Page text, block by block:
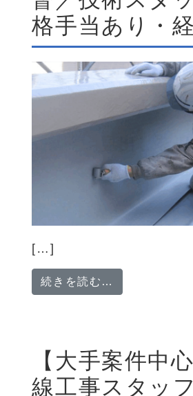
格手当あり・
[…]
続きを読む…
【大手案件中
線工事スタッ